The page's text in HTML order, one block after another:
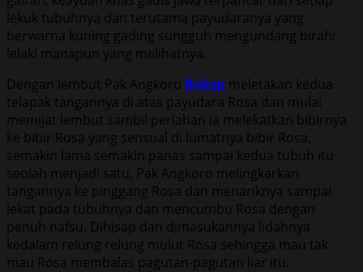
lekuk tubuhnya dan terutama payudaranya yang
berwarna kuning gading sungguh mengundang birahi
lelaki manapun yang melihatnya.
Dengan lembut Pak Angkoro Bokep meletakan kedua
telapak tangannya di atas payudara Rosa dan mulai
memijat lembut sambil perlahan ia melekatkan bibirnya
ke bibir Rosa yang sensual di lumatnya bibir Rosa,
semakin lama semakin panas sampai kedua tubuh itu
seolah menjadi satu, Pak Angkoro melingkarkan
tangannya ke pinggang Rosa dan menariknya sampai
lekat pada tubuhnya dan mencumbu Rosa dengan
penuh nafsu. Dihisap dan dimasukannya lidahnya
kedalam relung relung mulut Rosa sehingga mau tak
mau Rosa membalas pagutan-pagutan liar itu.